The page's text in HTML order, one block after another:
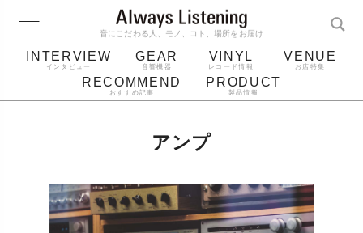
音にこだわる人、モノ、コト、場所をお届け
INTERVIEW
インタビュー
GEAR
音響機器
VINYL
レコード情報
VENUE
お店特集
RECOMMEND
おすすめ記事
PRODUCT
製品情報
bluetooth
アンプ